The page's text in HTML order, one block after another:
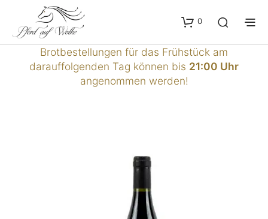
0
Brotbestellungen für das Frühstück am
darauffolgenden Tag können bis 21:00 Uhr
angenommen werden!